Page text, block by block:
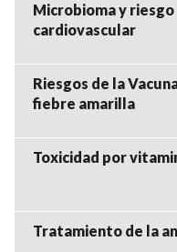
Microbioma y riesgo
cardiovascular
Riesgos de la
fiebre amarilla
Toxicidad por
Tratamiento de la